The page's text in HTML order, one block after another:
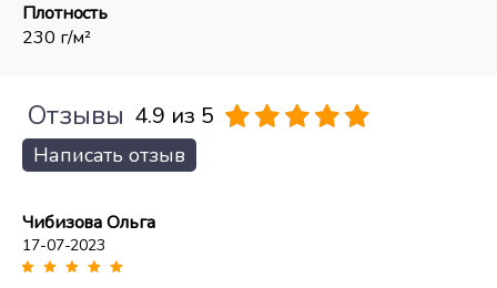
Плотность
230 г/м²
Отзывы 4.9 из 5
Написать отзыв
Чибизова Ольга
17-07-2023